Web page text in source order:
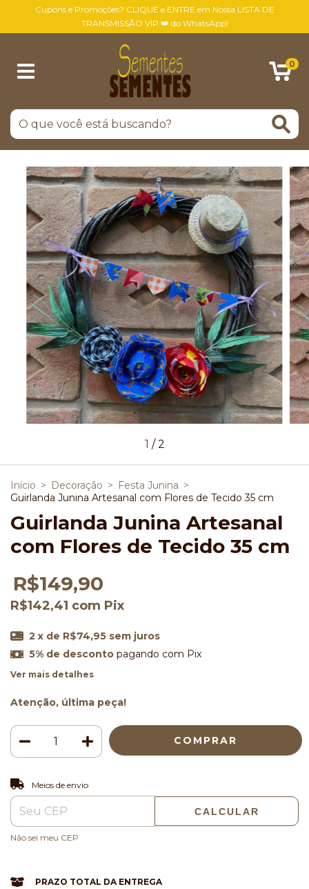
Cupons e Promoções? CLIQUE e ENTRE em Nossa LISTA DE
TRANSMISSÃO VIP 👑 do WhatsApp!
0
1 /2
Início > Decoração > Festa Junina >
Guirlanda Junina Artesanal com Flores de Tecido 35 cm
Guirlanda Junina Artesanal
com Flores de Tecido 35 cm
R$149,90
R$142,41 com Pix
2 x de R$74,95 sem juros
5% de descontopagando com Pix
Ver mais detalhes
Atenção, última peça!
Entregas para o CEP:
Meios de envio
CALCULAR
Não sei meu CEP
PRAZO TOTAL DA ENTREGA